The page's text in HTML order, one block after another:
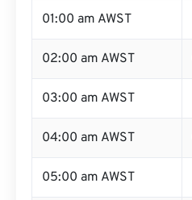
01:00 am AWST
02:00 am AWST
03:00 am AWST
04:00 am AWST
05:00 am AWST